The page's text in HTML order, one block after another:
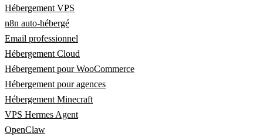
Hébergement VPS
n8n auto-hébergé
Email professionnel
Hébergement Cloud
Hébergement pour WooCommerce
Hébergement pour agences
Hébergement Minecraft
VPS Hermes Agent
OpenClaw